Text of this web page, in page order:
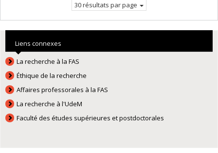
30 résultats par page
Liens connexes
La recherche à la FAS
Éthique de la recherche
Affaires professorales à la FAS
La recherche à l'UdeM
Faculté des études supérieures et postdoctorales